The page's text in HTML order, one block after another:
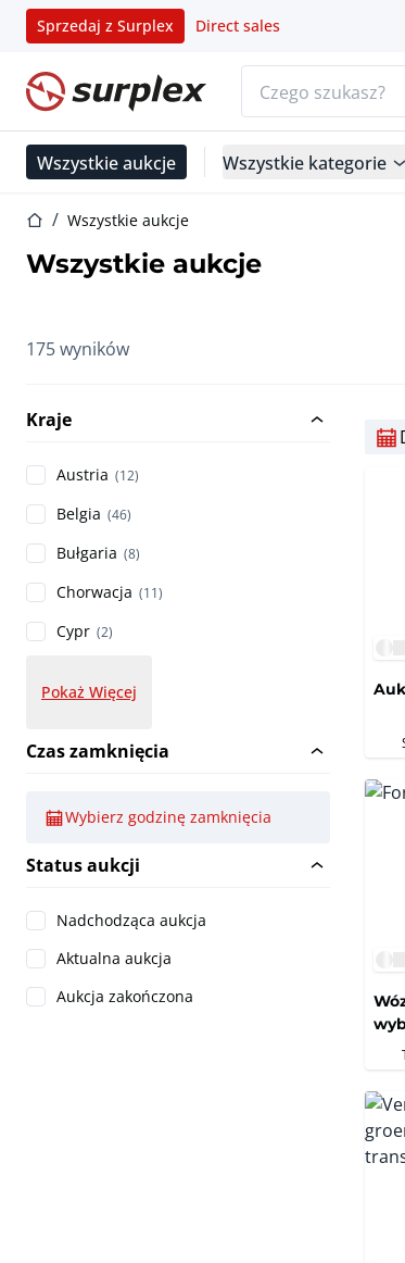
Sprzedaj z Surplex Direct sales
Strona główna
Wszystkie aukcje Wszystkie kategorie
Strona główna
Wszystkie aukcje
Wszystkie aukcje
175 wyników
Kraje
Austria (12)
Belgia (46)
Bułgaria (8)
Chorwacja (11)
Cypr (2)
Pokaż Więcej
Czas zamknięcia
Wybierz godzinę zamknięcia
Status aukcji
Nadchodząca aukcja
Aktualna aukcja
Aukcja zakończona